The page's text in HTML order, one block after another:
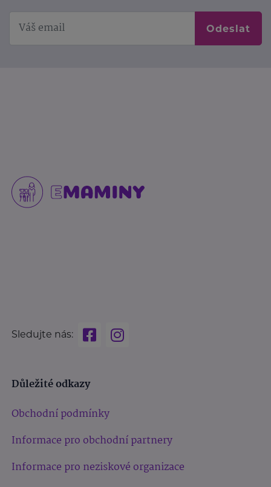
Odeslat
Sledujte nás:
Důležité odkazy
Obchodní podmínky
Informace pro obchodní partnery
Informace pro neziskové organizace